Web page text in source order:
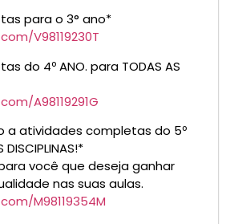
para o 3° ano*
V98119230T
do 4º ANO. para TODAS AS
A98119291G
a atividades completas do 5º
você que deseja ganhar
nas suas aulas.
M98119354M